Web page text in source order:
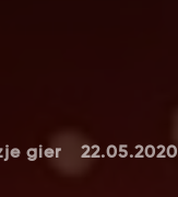
gier